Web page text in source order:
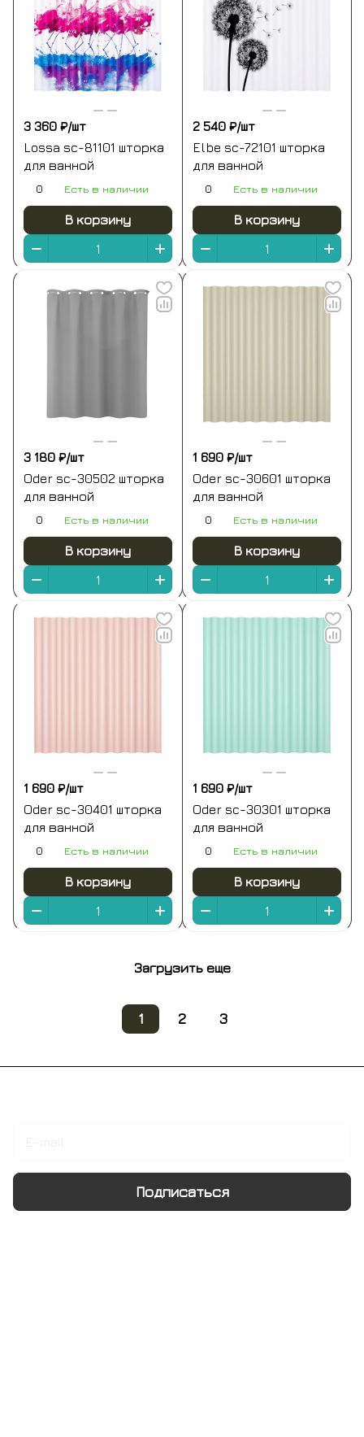
3 360 ₽/шт
Lossa sc-81101 шторка
для ванной
0 Есть в наличии
В корзину
2 540 ₽/шт
Elbe sc-72101 шторка
для ванной
0 Есть в наличии
В корзину
3 180 ₽/шт
Oder sc-30502 шторка
для ванной
0 Есть в наличии
В корзину
1 690 ₽/шт
Oder sc-30601 шторка
для ванной
0 Есть в наличии
В корзину
1 690 ₽/шт
Oder sc-30401 шторка
для ванной
0 Есть в наличии
В корзину
1 690 ₽/шт
Oder sc-30301 шторка
для ванной
0 Есть в наличии
В корзину
Загрузить еще
1 2 3
Подписаться